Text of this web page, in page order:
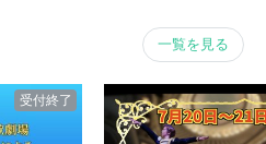
一覧を見る
受付終了